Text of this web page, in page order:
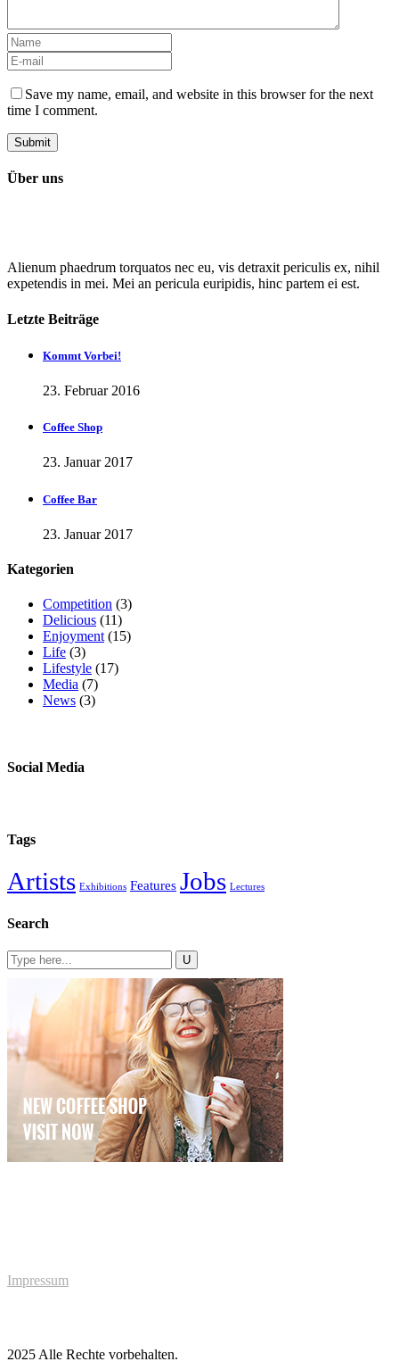
Save my name, email, and website in this browser for the next
time I comment.
Über uns
Alienum phaedrum torquatos nec eu, vis detraxit periculis ex, nihil
expetendis in mei. Mei an pericula euripidis, hinc partem ei est.
Letzte Beiträge
Kommt Vorbei!
23. Februar 2016
Coffee Shop
23. Januar 2017
Coffee Bar
23. Januar 2017
Kategorien
Competition (3)
Delicious (11)
Enjoyment (15)
Life (3)
Lifestyle (17)
Media (7)
News (3)
Social Media
Tags
Artists Exhibitions Features Jobs Lectures
Search
Impressum
2025 Alle Rechte vorbehalten.